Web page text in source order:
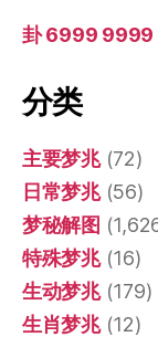
卦 6999 9999
分类
主要梦兆(72)
日常梦兆(56)
梦秘解图
特殊梦兆(16)
生动梦兆(179)
生肖梦兆(12)